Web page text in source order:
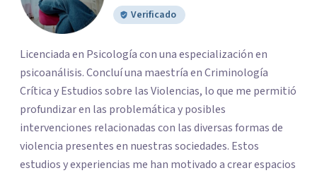
Verificado
Licenciada en Psicología con una especialización en
psicoanálisis. Concluí una maestría en Criminología
Crítica y Estudios sobre las Violencias, lo que me permitió
profundizar en las problemática y posibles
intervenciones relacionadas con las diversas formas de
violencia presentes en nuestras sociedades. Estos
estudios y experiencias me han motivado a crear espacios